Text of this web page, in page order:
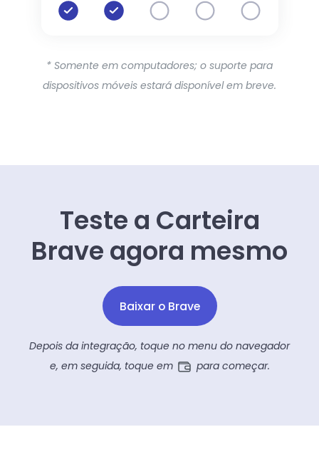
* Somente em computadores; o suporte para
dispositivos móveis estará disponível em breve.
Teste a Carteira
Brave agora mesmo
Baixar o Brave
Depois da integração, toque no menu do navegador
e, em seguida, toque em
para começar.